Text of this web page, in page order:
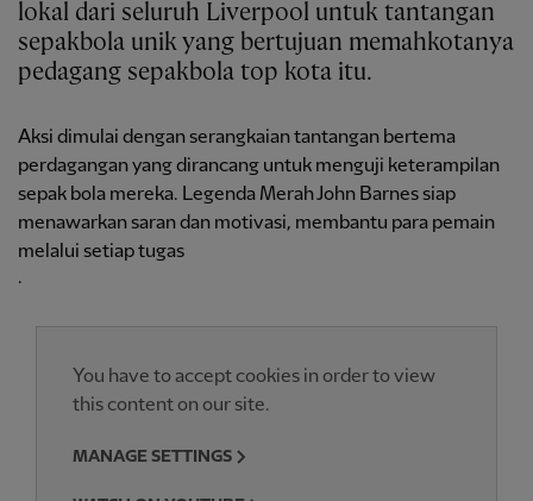
lokal dari seluruh Liverpool untuk tantangan
sepakbola unik yang bertujuan memahkotanya
pedagang sepakbola top kota itu.
Aksi dimulai dengan serangkaian tantangan bertema
perdagangan yang dirancang untuk menguji keterampilan
sepak bola mereka. Legenda Merah John Barnes siap
menawarkan saran dan motivasi, membantu para pemain
melalui setiap tugas
.
You have to accept cookies in order to view
this content on our site.
MANAGE SETTINGS